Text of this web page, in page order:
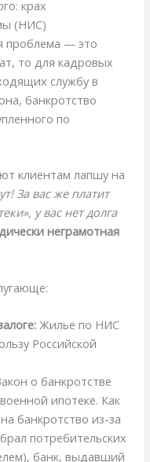
крах
(НИС)
проблема — это
то для кадровых
службу в
банкротство
по
клиентам лапшу на
За вас же платит
у вас нет долга
неграмотная
Жилье по НИС
Российской
о банкротстве
ипотеке. Как
банкротство из-за
потребительских
банк, выдавший